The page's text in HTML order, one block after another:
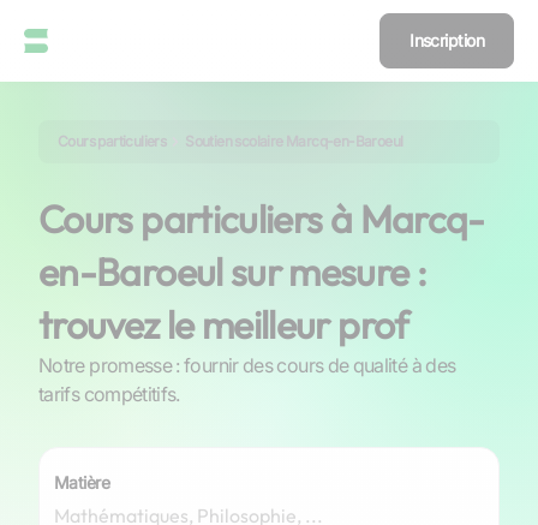
Inscription
Cours particuliers Soutien scolaire Marcq-en-Baroeul
Cours particuliers à Marcq-
en-Baroeul sur mesure :
trouvez le meilleur prof
Notre promesse : fournir des cours de qualité à des
tarifs compétitifs.
Matière